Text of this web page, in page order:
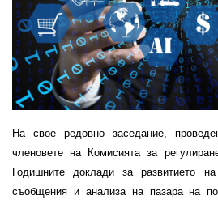
На свое редовно заседание,
членовете на Комисията за
Годишните доклади за развитието
съобщения и анализа на пазара на